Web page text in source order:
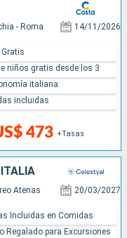
- Roma 14/11/2026
473 +Tasas
niños gratis desde los 3
italiana
incluidas
ITALIA
Atenas 20/03/2027
Incluidas en Comidas
Regalado para Excursiones